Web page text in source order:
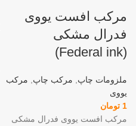
مرکب افست یووی
فدرال مشکی
(Federal ink)
ملزومات چاپ مرکب چاپ
مرکب
یووی
1 تومان
مرکب افست یووی فدرال مشکی